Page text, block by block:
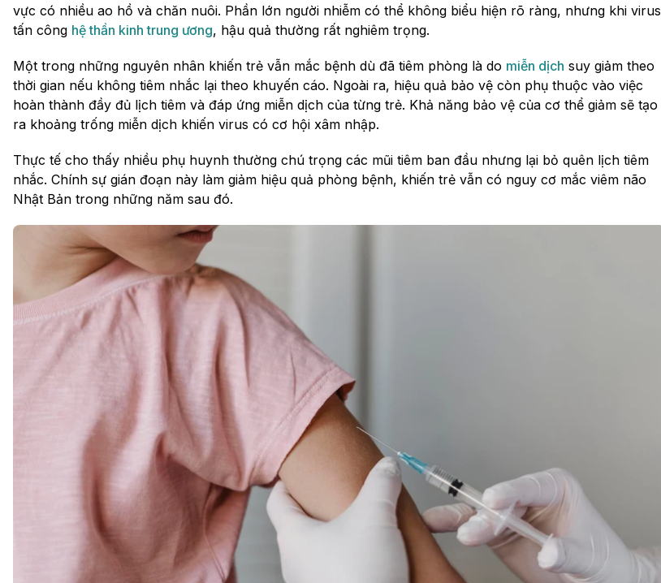
vực có nhiều ao hồ và chăn nuôi. Phần lớn người nhiễm có thể không biểu hiện rõ ràng, nhưng khi virus
tấn công hệ thần kinh trung ương, hậu quả thường rất nghiêm trọng.
Một trong những nguyên nhân khiến trẻ vẫn mắc bệnh dù đã tiêm phòng là do miễn dịch suy giảm theo
thời gian nếu không tiêm nhắc lại theo khuyến cáo. Ngoài ra, hiệu quả bảo vệ còn phụ thuộc vào việc
hoàn thành đầy đủ lịch tiêm và đáp ứng miễn dịch của từng trẻ. Khả năng bảo vệ của cơ thể giảm sẽ tạo
ra khoảng trống miễn dịch khiến virus có cơ hội xâm nhập.
Thực tế cho thấy nhiều phụ huynh thường chú trọng các mũi tiêm ban đầu nhưng lại bỏ quên lịch tiêm
nhắc. Chính sự gián đoạn này làm giảm hiệu quả phòng bệnh, khiến trẻ vẫn có nguy cơ mắc viêm não
Nhật Bản trong những năm sau đó.